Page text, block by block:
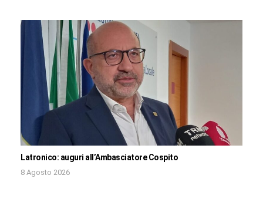
Latronico: auguri all’Ambasciatore Cospito
8 Agosto 2026